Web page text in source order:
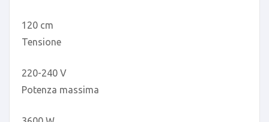
120 cm
Tensione
220-240 V
Potenza massima